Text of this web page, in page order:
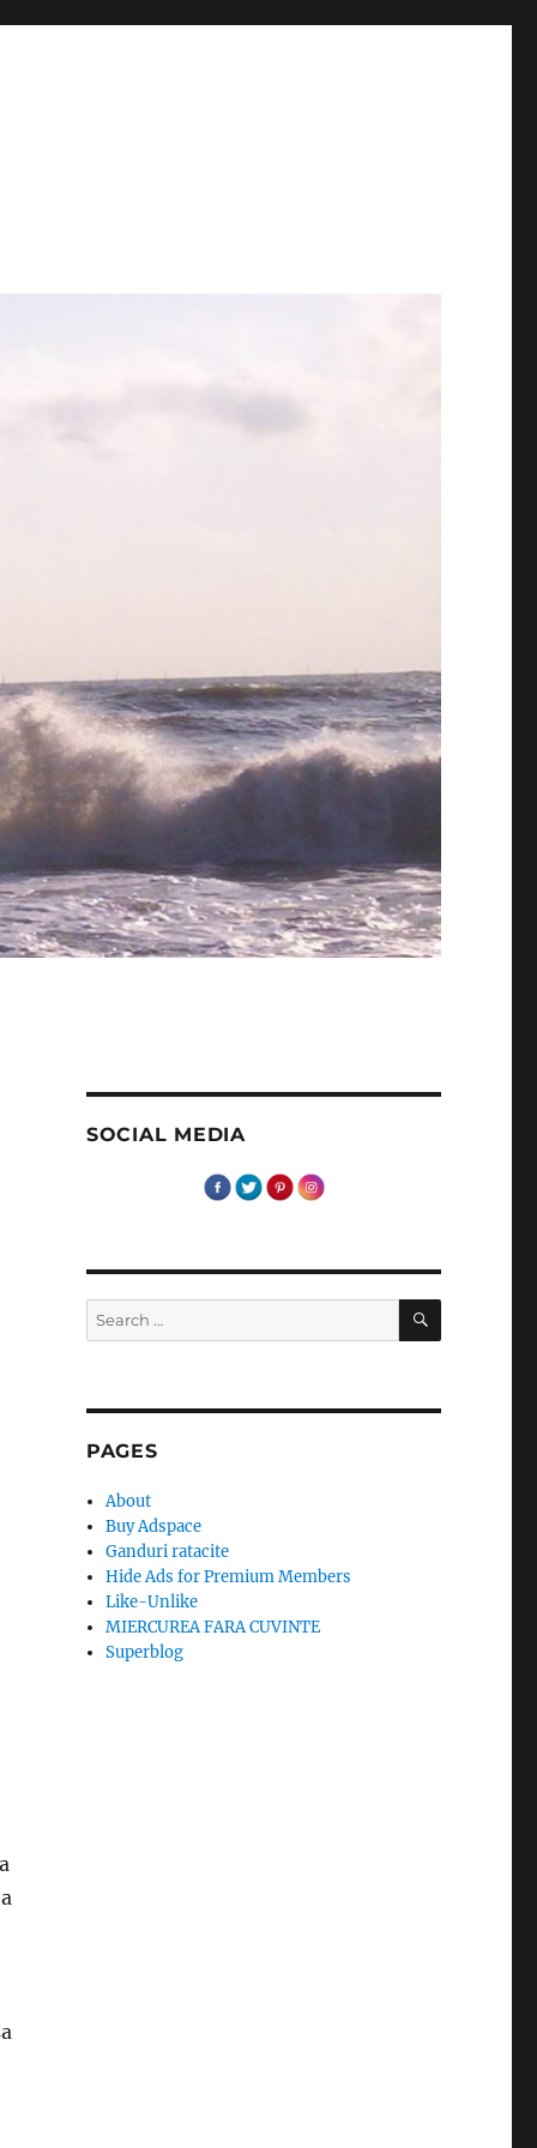
SOCIAL MEDIA
Search
for:
SEARCH
PAGES
About
Buy Adspace
Ganduri ratacite
Hide Ads for Premium Members
Like-Unlike
MIERCUREA FARA CUVINTE
Superblog